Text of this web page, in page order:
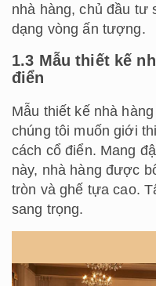
nhà hàng, chủ đầu tư
dạng vòng ấn tượng.
1.3 Mẫu thiết kế
điển
Mẫu thiết kế nhà
chúng tôi muốn giới
cách cổ điển. Mang
này, nhà hàng được
tròn và ghế tựa cao.
sang trọng.